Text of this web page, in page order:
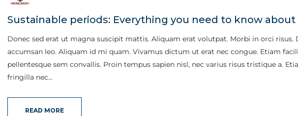
Sustainable periods: Everything you need to know
Donec sed erat ut magna suscipit mattis. Aliquam erat volutpat. Morbi in orci
accumsan leo. Aliquam id mi quam. Vivamus dictum ut erat nec congue. Etiam
pellentesque sem convallis. Proin tempus sapien nisl, nec varius risus tristique a.
fringilla nec…
READ MORE